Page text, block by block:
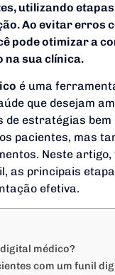
utilizando
Ao evitar erros
pode otimizar a
na sua clínica.
é uma
que desejam
de estratégias bem
pacientes, mas
Neste artigo,
as principais
efetiva.
médico?
com um funil